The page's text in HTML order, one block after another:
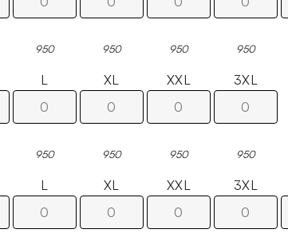
950 950 950 950
L
950
XL
950
XXL
950
3XL
950
L XL XXL 3XL